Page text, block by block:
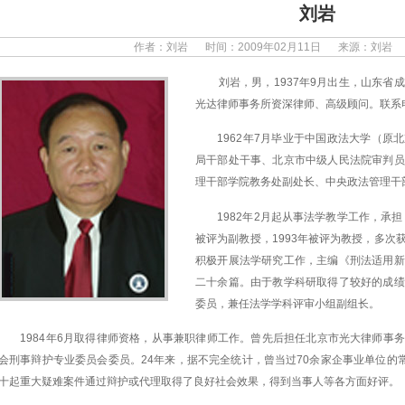
刘岩
作者： 刘岩 时间： 2009年02月11日 来源： 刘岩
刘岩，男，1937年9月出生，山东省成
光达律师事务所资深律师、高级顾问。联
1962年7月毕业于中国政法大学（原北
局干部处干事、北京市中级人民法院审判
理干部学院教务处副处长、中央政法管理
1982年2月起从事法学教学工作，承担
被评为副教授，1993年被评为教授，多次
积极开展法学研究工作，主编《刑法适用
二十余篇。由于教学科研取得了较好的成
委员，兼任法学学科评审小组副组长。
年6月取得律师资格，从事兼职律师工作。曾先后担任北京市光大律师事务
刑事辩护专业委员会委员。24年来，据不完全统计，曾当过70余家企事业单位
起重大疑难案件通过辩护或代理取得了良好社会效果，得到当事人等各方面好评。